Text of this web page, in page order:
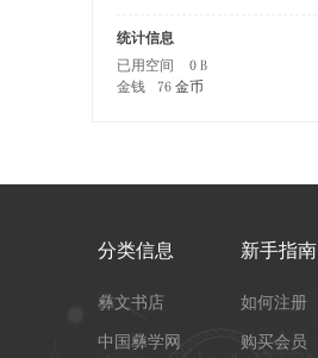
统计信息
已用空间
0 B
金钱
76 金币
分类信息
彝文书店
中国彝学网
新手指南
如何注册
购买会员